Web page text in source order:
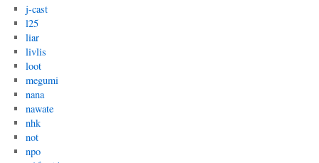
j-cast
l25
liar
livlis
loot
megumi
nana
nawate
nhk
not
npo